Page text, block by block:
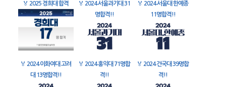
🏅 2025 경희대 합격 🏅 2024 서울과기대 31
명합격!!
🏅 2024 서울대 한예종
11명합격!!
🏅 2024 이화여대 고려
대 13명합격!!
🏅 2024 홍익대 71명합
격!!
🏅 2024 건국대 39명합
격!!